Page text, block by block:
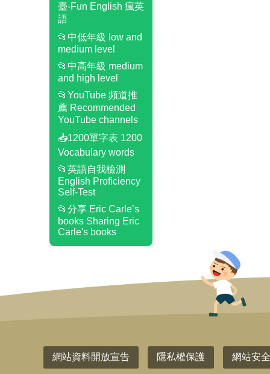
臺-Fun English 瘋英
語
📂中低年級 low and
medium level
📂中高年級 medium
and high level
📂YouTube 頻道推
薦 Recommended
YouTube channels
📥1200單字表 1200
Vocabulary words
📂英語自我檢測
English Proficiency
Self-Test
📂分享 Eric Carle’s
books Sharing Eric
Carle's books
網站資料開放宣告 隱私權保護 網站安